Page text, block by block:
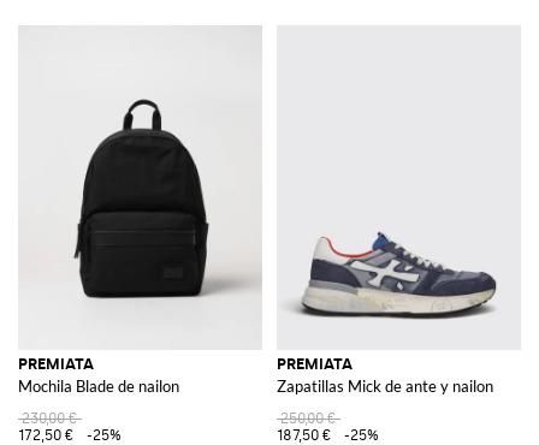
PREMIATA
Mochila Blade de nailon
230,00 €
172,50 €
-25%
PREMIATA
Zapatillas Mick de ante y nailon
250,00 €
187,50 €
-25%